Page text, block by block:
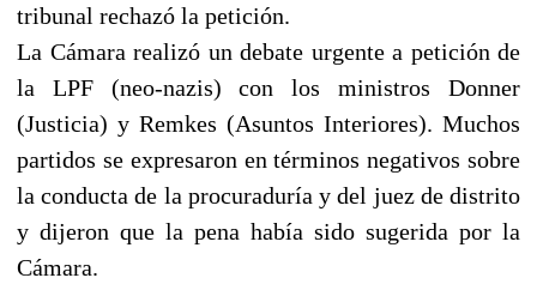
tribunal rechazó la petición.
La Cámara realizó un debate urgente a petición de
la LPF (neo-nazis) con los ministros Donner
(Justicia) y Remkes (Asuntos Interiores). Muchos
partidos se expresaron en términos negativos sobre
la conducta de la procuraduría y del juez de distrito
y dijeron que la pena había sido sugerida por la
Cámara.